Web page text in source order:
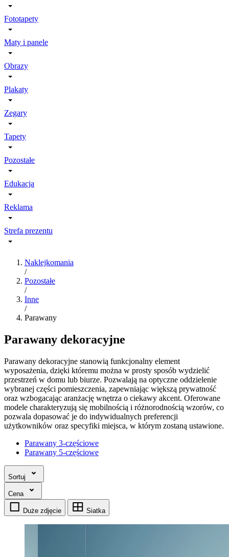
Fototapety
Maty i panele
Obrazy
Plakaty
Zegary
Tapety
Pozostałe
Edukacja
Reklama
Strefa prezentu
Naklejkomania
/
Pozostałe
/
Inne
/
Parawany
Parawany dekoracyjne
Parawany dekoracyjne stanowią funkcjonalny element
wyposażenia, dzięki któremu można w prosty sposób wydzielić
przestrzeń w domu lub biurze. Pozwalają na optyczne oddzielenie
wybranej części pomieszczenia, zapewniając większą prywatność
oraz wzbogacając aranżację wnętrza o ciekawy akcent. Oferowane
modele charakteryzują się mobilnością i różnorodnością wzorów, co
pozwala dopasować je do indywidualnych preferencji
użytkowników oraz specyfiki miejsca, w którym zostaną ustawione.
Parawany 3-częściowe
Parawany 5-częściowe
Sortuj
Cena
Duże zdjęcie Siatka